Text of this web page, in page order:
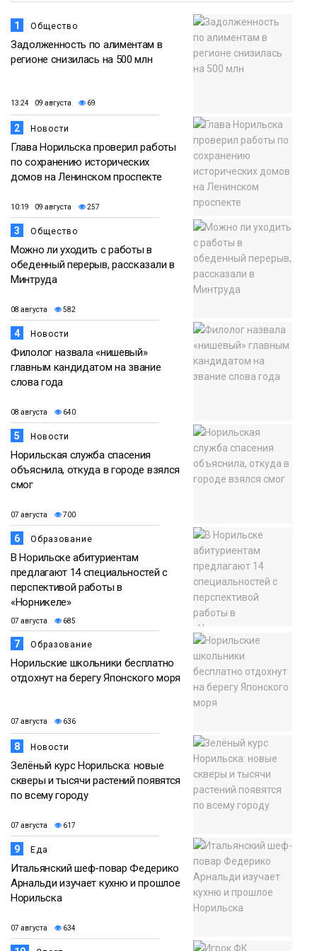
1 Общество
Задолженность по алиментам в
регионе снизилась на 500 млн
13:24 09 августа 69
2 Новости
Глава Норильска проверил работы
по сохранению исторических
домов на Ленинском проспекте
10:19 09 августа 257
3 Общество
Можно ли уходить с работы в
обеденный перерыв, рассказали в
Минтруда
08 августа 582
4 Новости
Филолог назвала «нишевый»
главным кандидатом на звание
слова года
08 августа 640
5 Новости
Норильская служба спасения
объяснила, откуда в городе взялся
смог
07 августа 700
6 Образование
В Норильске абитуриентам
предлагают 14 специальностей с
перспективой работы в
«Норникеле»
07 августа 685
7 Образование
Норильские школьники бесплатно
отдохнут на берегу Японского моря
07 августа 636
8 Новости
Зелёный курс Норильска: новые
скверы и тысячи растений появятся
по всему городу
07 августа 617
9 Еда
Итальянский шеф-повар Федерико
Арнальди изучает кухню и прошлое
Норильска
07 августа 634